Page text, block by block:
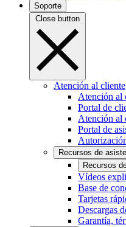
Soporte
Close button
Atención al cliente
Atención al
Portal de
Atención al
Portal de
Recursos de
Recursos
Vídeos
Base de
Tarjetas
Descargas
Garantía,